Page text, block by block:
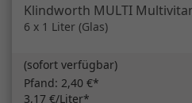
Klindworth MULTI
6 x 1 Liter (Glas)
(sofort verfügbar)
Pfand: 2,40 €*
3,17 €/Liter*